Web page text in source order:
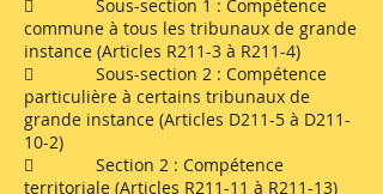
 Sous-section 1 : Compétence
commune à tous les tribunaux de grande
instance (Articles R211-3 à R211-4)
 Sous-section 2 : Compétence
particulière à certains tribunaux de
grande instance (Articles D211-5 à D211-
10-2)
 Section 2 : Compétence
territoriale (Articles R211-11 à R211-13)